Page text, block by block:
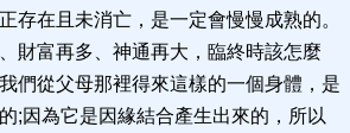
存在且未消亡，是一定會慢慢成熟的。
財富再多、神通再大，臨終時該怎麼
們從父母那裡得來這樣的一個身體，是
;因為它是因緣結合產生出來的，所以